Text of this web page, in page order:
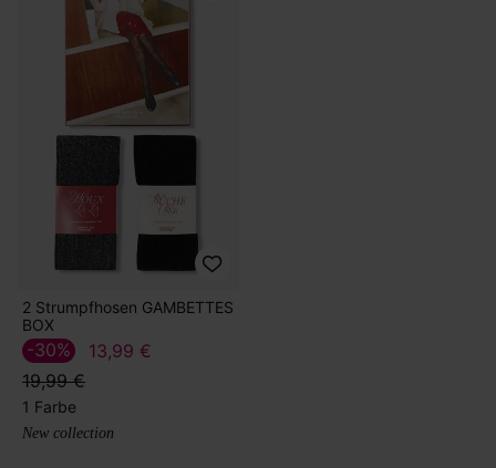
2 Strumpfhosen GAMBETTES
BOX
13,99 €
19,99 €
-30%
1 Farbe
New collection